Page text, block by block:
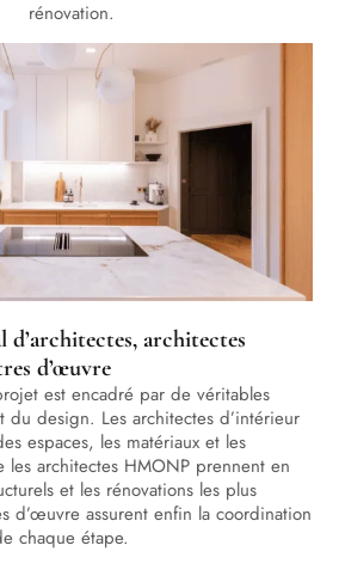
rénovation.
d’architectes, architectes
d’œuvre
est encadré par de véritables
du design. Les architectes d’intérieur
espaces, les matériaux et les
les architectes HMONP prennent en
et les rénovations les plus
d’œuvre assurent enfin la coordination
chaque étape.